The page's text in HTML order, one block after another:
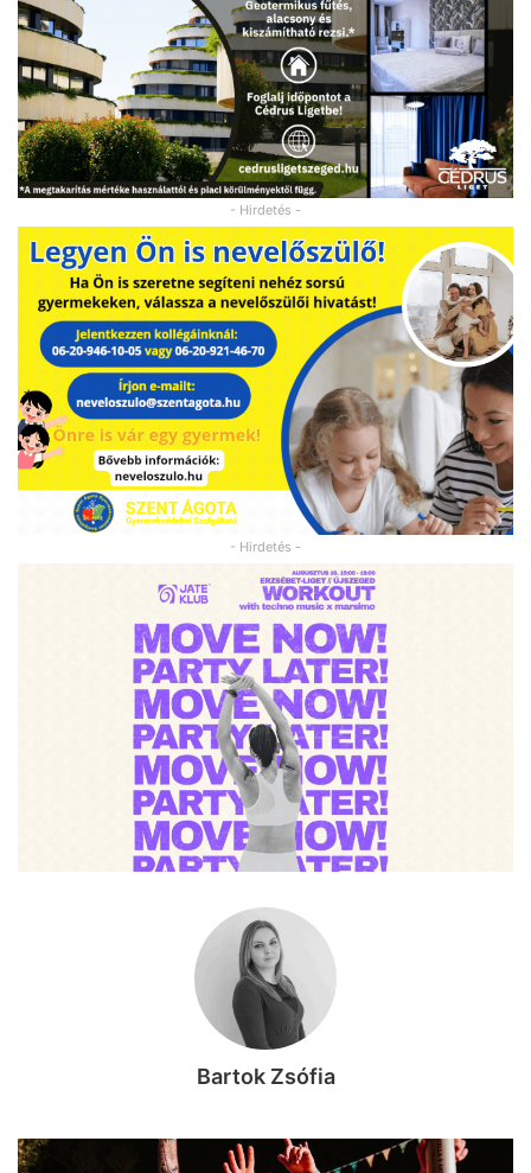
- Hirdetés -
- Hirdetés -
Bartok Zsófia